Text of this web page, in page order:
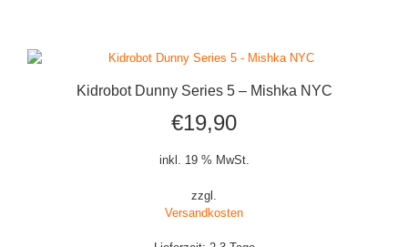
Kidrobot Dunny Series 5 – Mishka NYC
€19,90
inkl. 19 % MwSt.
zzgl.
Versandkosten